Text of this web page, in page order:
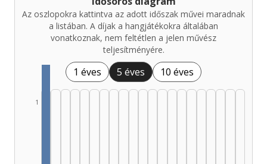
Az oszlopokra kattintva az adott időszak művei maradnak
a listában. A díjak a hangjátékokra általában
vonatkoznak, nem feltétlen a jelen művész
teljesítményére.
1 éves 5 éves 10 éves
1